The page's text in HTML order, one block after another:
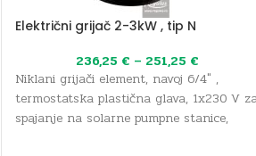
Električni grijač 2-3kW , tip N
236,25 € – 251,25 €
Niklani grijači element, navoj 6/4" ,
termostatska plastična glava, 1x230 V
spajanje na solarne pumpne stanice,